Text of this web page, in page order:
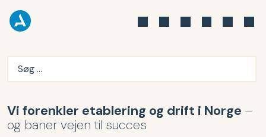
Vi forenkler etablering og drift i Norge –
og baner vejen til succes